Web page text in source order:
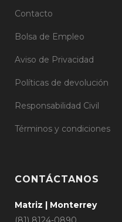
Contacto
Bolsa de Empleo
Aviso de Privacidad
Políticas de devolución
Responsabilidad Civil
Términos y condiciones
CONTÁCTANOS
Matriz | Monterrey